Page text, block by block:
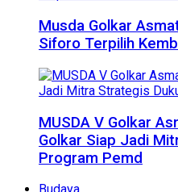
Musda Golkar
Siforo Terpilih
MUSDA V Golkar
Golkar Siap Jadi
Program Pemd